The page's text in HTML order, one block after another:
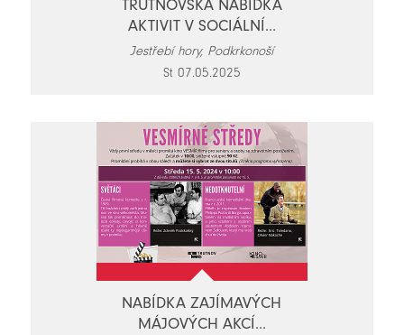
TRUTNOVSKÁ NABÍDKA
AKTIVIT V SOCIÁLNÍ...
Jestřebí hory, Podkrkonoší
St 07.05.2025
NABÍDKA ZAJÍMAVÝCH
MÁJOVÝCH AKCÍ...